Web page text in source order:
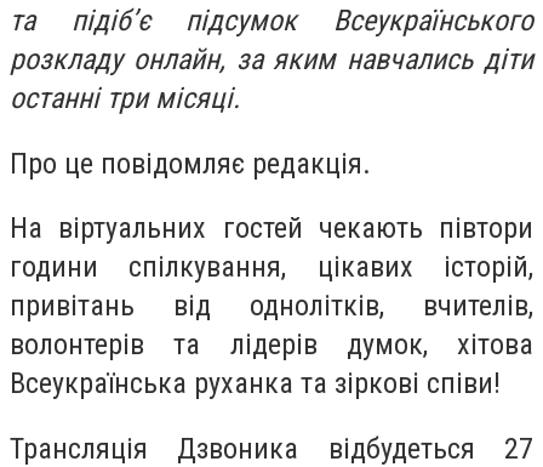
та підіб’є підсумок Всеукраїнського
розкладу онлайн, за яким навчались діти
останні три місяці.
Про це повідомляє редакція.
На віртуальних гостей чекають півтори
години спілкування, цікавих історій,
привітань від однолітків, вчителів,
волонтерів та лідерів думок, хітова
Всеукраїнська руханка та зіркові співи!
Трансляція Дзвоника відбудеться 27